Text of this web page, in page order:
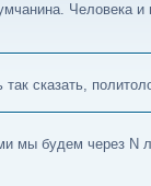
Человека и
сказать,
мы будем через N